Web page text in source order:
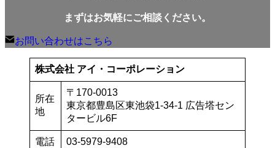
まずはお気軽にご相談ください。
お問い合わせはこちら
株式会社 アイ・コーポレーション
所在
地
〒170-0013
東京都豊島区東池袋1-34-1 広告塔セン
タービル6F
電話 03-5979-9408